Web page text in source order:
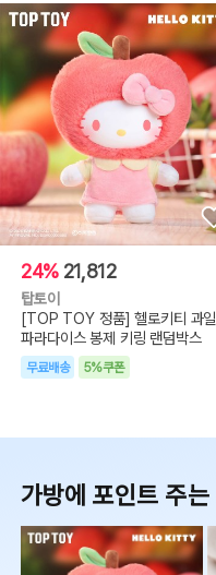
24% 21,812
탑토이
[TOP TOY 정품] 헬로키티 과일
파라다이스 봉제 키링 랜덤박스
무료배송 5%쿠폰
가방에 포인트 주는